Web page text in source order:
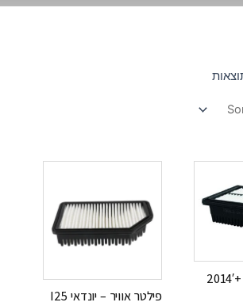
פילטר אוויר – יונדאי +2014′
פילטר אוויר – יונדאי I25